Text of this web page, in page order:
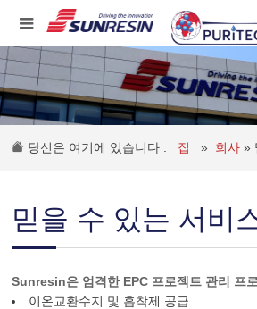
회사
소식
당신은 여기에 있습니다 : 집 » 회사»
믿을 수 있는 서비
Sunresin은 엄격한 EPC 프로젝트 관리 프
이온교환수지 및 흡착제 공급